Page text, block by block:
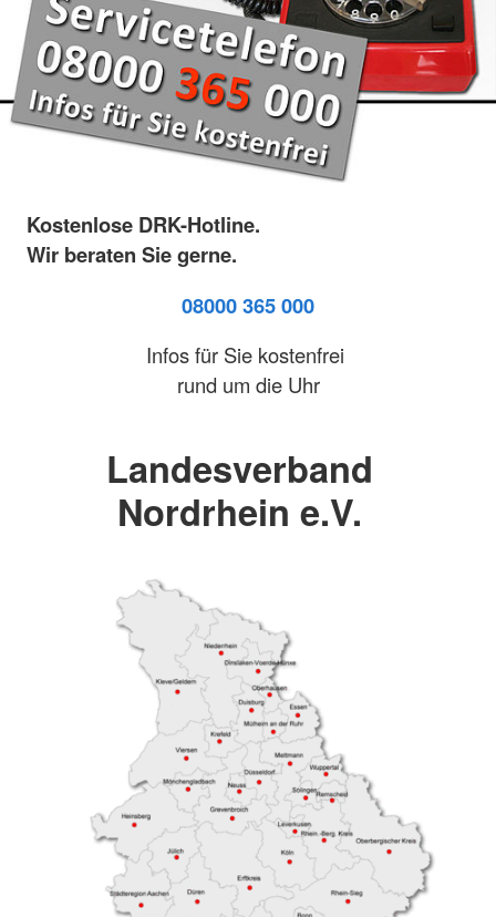
Kostenlose DRK-Hotline.
Wir beraten Sie gerne.
08000 365 000
Infos für Sie kostenfrei
rund um die Uhr
Landesverband
Nordrhein e.V.